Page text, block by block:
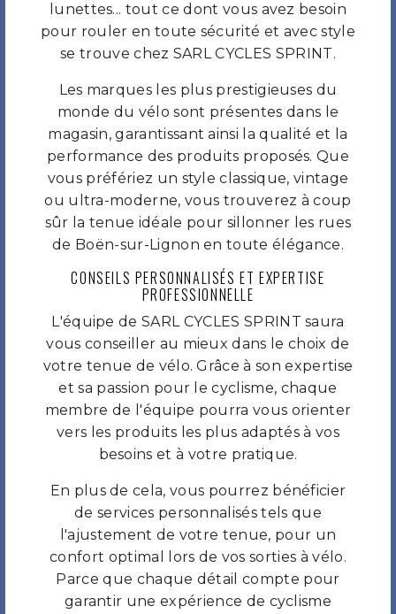
lunettes... tout ce dont vous avez besoin
pour rouler en toute sécurité et avec style
se trouve chez SARL CYCLES SPRINT.
Les marques les plus prestigieuses du
monde du vélo sont présentes dans le
magasin, garantissant ainsi la qualité et la
performance des produits proposés. Que
vous préfériez un style classique, vintage
ou ultra-moderne, vous trouverez à coup
sûr la tenue idéale pour sillonner les rues
de Boën-sur-Lignon en toute élégance.
CONSEILS PERSONNALISÉS ET EXPERTISE
PROFESSIONNELLE
L'équipe de SARL CYCLES SPRINT saura
vous conseiller au mieux dans le choix de
votre tenue de vélo. Grâce à son expertise
et sa passion pour le cyclisme, chaque
membre de l'équipe pourra vous orienter
vers les produits les plus adaptés à vos
besoins et à votre pratique.
En plus de cela, vous pourrez bénéficier
de services personnalisés tels que
l'ajustement de votre tenue, pour un
confort optimal lors de vos sorties à vélo.
Parce que chaque détail compte pour
garantir une expérience de cyclisme